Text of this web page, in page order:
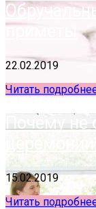
приметы
22.02.2019
Читать
Почему не
церемонии?
15.02.2019
Читать